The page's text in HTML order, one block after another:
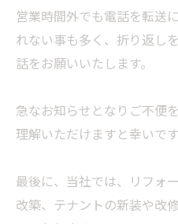
営業時間外でも電話を転送
れない事も多く、折り返し
話をお願いいたします。
急なお知らせとなりご不便
理解いただけますと幸いです
最後に、当社では、リフォ
改築、テナントの新装や改